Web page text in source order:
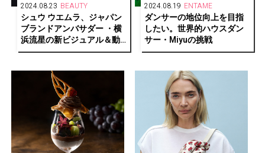
2024.08.23 BEAUTY
シュウ ウエムラ、ジャパン
ブランドアンバサダー ・横
浜流星の新ビジュアル＆動
画公開
2024.08.19 ENTAME
ダンサーの地位向上を目指
したい。世界的ハウスダン
サー・Miyuの挑戦